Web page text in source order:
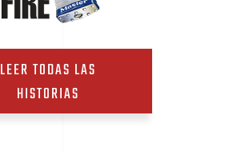
LEER TODAS LAS
HISTORIAS